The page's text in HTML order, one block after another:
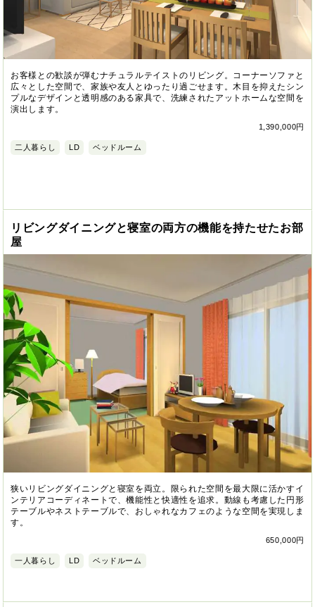
お客様との歓談が弾むナチュラルテイストのリビング。コーナーソファと
広々とした空間で、家族や友人とゆったり過ごせます。木目を抑えたシン
プルなデザインと透明感のある家具で、洗練されたアットホームな空間を
演出します。
1,390,000円
二人暮らし LD ベッドルーム
リビングダイニングと寝室の両方の機能を持たせたお部
屋
狭いリビングダイニングと寝室を両立。限られた空間を最大限に活かすイ
ンテリアコーディネートで、機能性と快適性を追求。動線も考慮した円形
テーブルやネストテーブルで、おしゃれなカフェのような空間を実現しま
す。
650,000円
一人暮らし LD ベッドルーム